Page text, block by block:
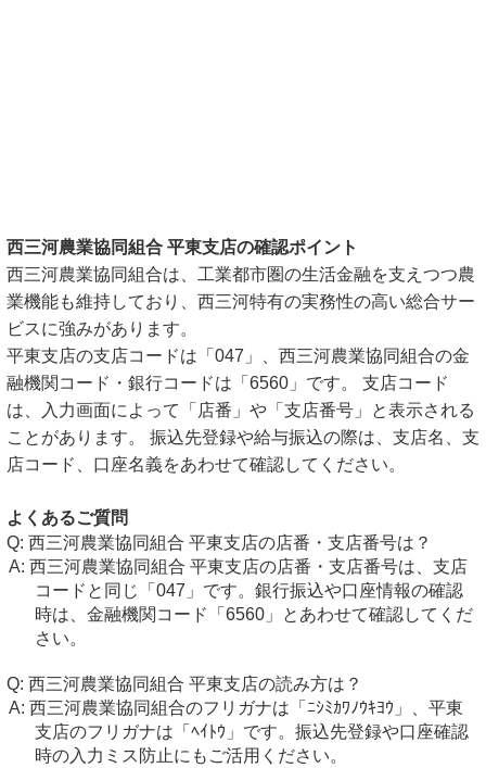
西三河農業協同組合 平東支店の確認ポイント
西三河農業協同組合は、工業都市圏の生活金融を支えつつ農
業機能も維持しており、西三河特有の実務性の高い総合サー
ビスに強みがあります。
平東支店の支店コードは「047」、西三河農業協同組合の金
融機関コード・銀行コードは「6560」です。 支店コード
は、入力画面によって「店番」や「支店番号」と表示される
ことがあります。 振込先登録や給与振込の際は、支店名、支
店コード、口座名義をあわせて確認してください。
よくあるご質問
西三河農業協同組合 平東支店の店番・支店番号は？
西三河農業協同組合 平東支店の店番・支店番号は、支店
コードと同じ「047」です。銀行振込や口座情報の確認
時は、金融機関コード「6560」とあわせて確認してくだ
さい。
西三河農業協同組合 平東支店の読み方は？
西三河農業協同組合のフリガナは「ﾆｼﾐｶﾜﾉｳｷﾖｳ」、平東
支店のフリガナは「ﾍｲﾄｳ」です。振込先登録や口座確認
時の入力ミス防止にもご活用ください。